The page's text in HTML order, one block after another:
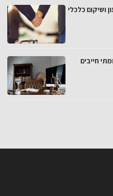
ושיקום כלכלי
חייבים